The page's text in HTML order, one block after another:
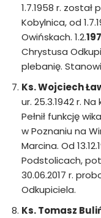
1.7.1958 r.
Kobylnica, od
Owińskach. 1.2.
Chrystusa
plebanię.
Ks. Wojciech
ur. 25.3.1942 r.
Pełnił funkcję
w Poznaniu na
Marcina. Od
Podstolicach,
30.06.2017 r.
Odkupiciela.
Ks. Tomasz